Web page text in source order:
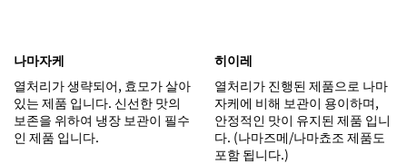
나마자케
열처리가 생략되어, 효모가 살아
있는 제품 입니다. 신선한 맛의
보존을 위하여 냉장 보관이 필수
인 제품 입니다.
히이레
열처리가 진행된 제품으로 나마
자케에 비해 보관이 용이하며,
안정적인 맛이 유지된 제품 입니
다. (나마즈메/나마쵸조 제품도
포함 됩니다.)